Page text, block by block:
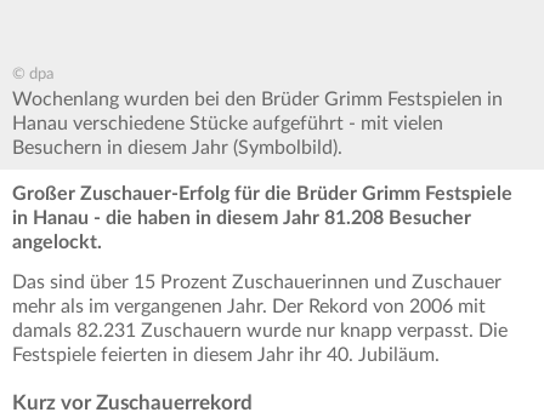
© dpa
Wochenlang wurden bei den Brüder Grimm Festspielen in
Hanau verschiedene Stücke aufgeführt - mit vielen
Besuchern in diesem Jahr (Symbolbild).
Großer Zuschauer-Erfolg für die Brüder Grimm Festspiele
in Hanau - die haben in diesem Jahr 81.208 Besucher
angelockt.
Das sind über 15 Prozent Zuschauerinnen und Zuschauer
mehr als im vergangenen Jahr. Der Rekord von 2006 mit
damals 82.231 Zuschauern wurde nur knapp verpasst. Die
Festspiele feierten in diesem Jahr ihr 40. Jubiläum.
Kurz vor Zuschauerrekord